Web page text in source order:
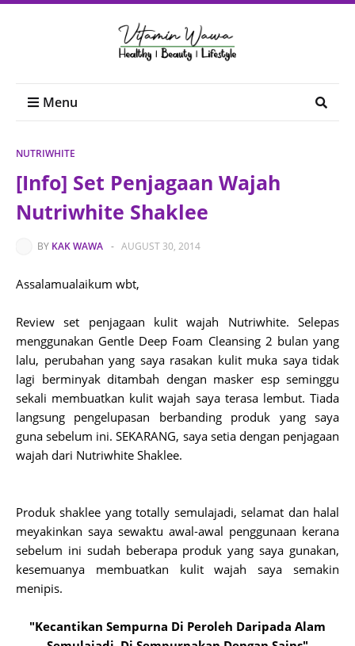
Menu
NUTRIWHITE
[Info] Set Penjagaan Wajah
Nutriwhite Shaklee
BY KAK WAWA - AUGUST 30, 2014
Assalamualaikum wbt,
Review set penjagaan kulit wajah Nutriwhite. Selepas
menggunakan Gentle Deep Foam Cleansing 2 bulan yang
lalu, perubahan yang saya rasakan kulit muka saya tidak
lagi berminyak ditambah dengan masker esp seminggu
sekali membuatkan kulit wajah saya terasa lembut. Tiada
langsung pengelupasan berbanding produk yang saya
guna sebelum ini. SEKARANG, saya setia dengan penjagaan
wajah dari Nutriwhite Shaklee.
Produk shaklee yang totally semulajadi, selamat dan halal
meyakinkan saya sewaktu awal-awal penggunaan kerana
sebelum ini sudah beberapa produk yang saya gunakan,
kesemuanya membuatkan kulit wajah saya semakin
menipis.
"Kecantikan Sempurna Di Peroleh Daripada Alam